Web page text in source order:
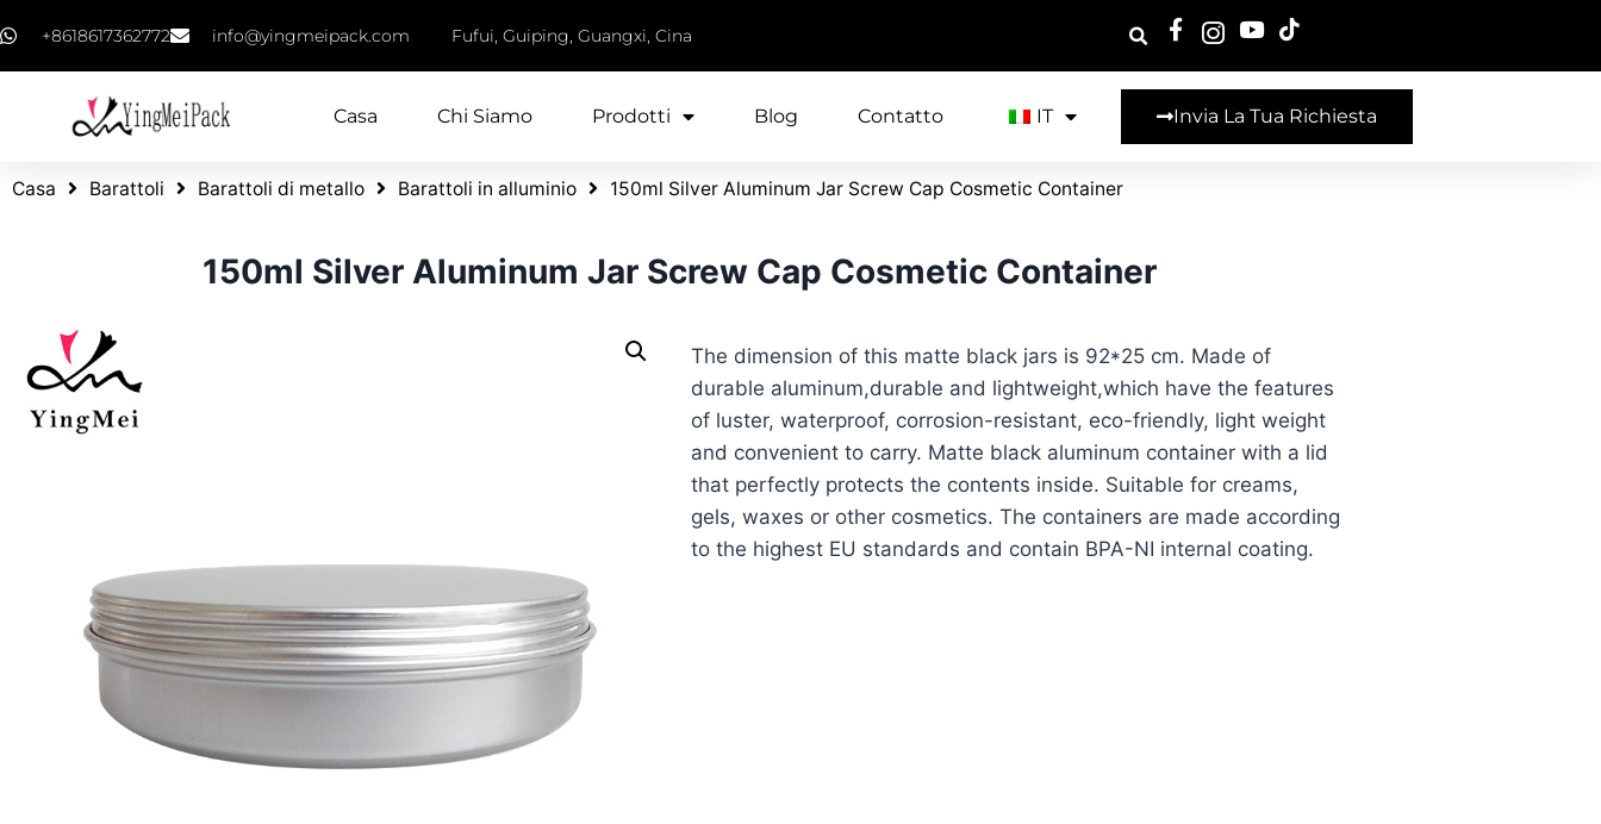
+8618617362772 info@yingmeipack.com Fufui, Guiping, Guangxi, Cina
Casa Chi Siamo Prodotti Blog Contatto IT Invia La Tua Richiesta
Casa Barattoli Barattoli di metallo Barattoli in alluminio 150ml Silver Aluminum Jar Screw Cap Cosmetic Container
150ml Silver Aluminum Jar Screw Cap Cosmetic Container
The dimension of this matte black jars is 92*25 cm. Made of
durable aluminum,durable and lightweight,which have the features
of luster, waterproof, corrosion-resistant, eco-friendly, light weight
and convenient to carry. Matte black aluminum container with a lid
that perfectly protects the contents inside. Suitable for creams,
gels, waxes or other cosmetics. The containers are made according
to the highest EU standards and contain BPA-NI internal coating.